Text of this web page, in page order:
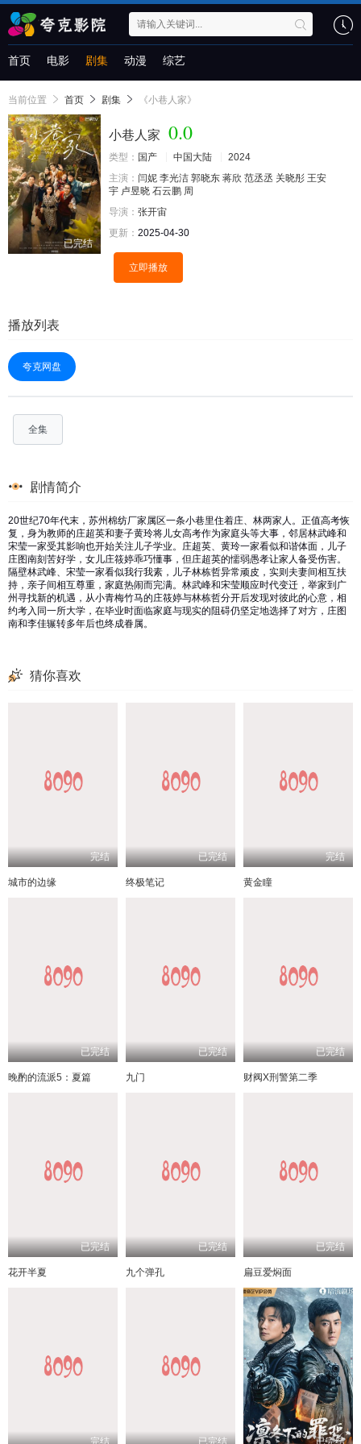
首页 电影 剧集 动漫 综艺
当前位置 首页 剧集 《小巷人家》
已完结
小巷人家 0.0
类型： 国产 中国大陆
2024
主演： 闫妮 李光洁 郭晓东 蒋欣 范丞丞 关晓彤 王安
宇 卢昱晓 石云鹏 周
导演： 张开宙
更新： 2025-04-30
立即播放
播放列表
夸克网盘
全集
剧情简介
20世纪70年代末，苏州棉纺厂家属区一条小巷里住着庄、林两家人。正值高考恢
复，身为教师的庄超英和妻子黄玲将儿女高考作为家庭头等大事，邻居林武峰和
宋莹一家受其影响也开始关注儿子学业。庄超英、黄玲一家看似和谐体面，儿子
庄图南刻苦好学，女儿庄筱婷乖巧懂事，但庄超英的懦弱愚孝让家人备受伤害。
隔壁林武峰、宋莹一家看似我行我素，儿子林栋哲异常顽皮，实则夫妻间相互扶
持，亲子间相互尊重，家庭热闹而完满。林武峰和宋莹顺应时代变迁，举家到广
州寻找新的机遇，从小青梅竹马的庄筱婷与林栋哲分开后发现对彼此的心意，相
约考入同一所大学，在毕业时面临家庭与现实的阻碍仍坚定地选择了对方，庄图
南和李佳辗转多年后也终成眷属。
猜你喜欢
完结
城市的边缘
已完结
终极笔记
完结
黄金瞳
已完结
晚酌的流派5：夏篇
已完结
九门
已完结
财阀X刑警第二季
已完结
花开半夏
已完结
九个弹孔
已完结
扁豆爱焖面
完结 已完结 已完结